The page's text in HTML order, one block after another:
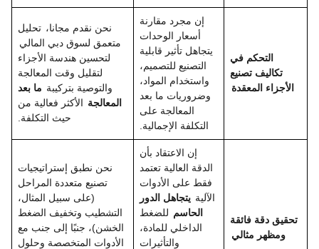
التحكم في
تكاليف تصنيع
الأجزاء المعقدة
إن مجرد مقارنة
أسعار الوحدات
يتجاهل تأثير قابلية
التصنيع للتصميم،
واستخدام المواد،
وضروريات ما بعد
المعالجة على
التكلفة الإجمالية.
نحن نقدم مجانا، تحليل
متعمق لسوق دبي المالي
لتحسين هندسة الأجزاء
لتقليل وقت المعالجة
والتوصية بتركيبة ما بعد
المعالجة الأكثر فعالية من
حيث التكلفة.
تحقيق دقة فائقة
ومظهر مثالي
إن الاعتقاد بأن
الدقة العالية تعتمد
فقط على الأدوات
الآلية يتجاهل الدور
الحاسم للضغط
الداخلي للمادة،
والتأثيرات
نحن نطبق إستراتيجيات
تصنيع متعددة المراحل
(على سبيل المثال،
التشطيب وتخفيف الضغط
الخشن)، جنبًا إلى جنب مع
الأدوات المتخصصة وحلول